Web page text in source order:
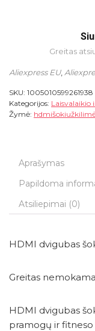
Greitas
Aliexpress EU,
SKU: 1005010599261938
Kategorijos: Laisvalaikio
Žymė:
Aprašymas
Papildoma
Atsiliepimai (0)
HDMI dvigubas
Greitas
HDMI dvigubas
pramogų ir